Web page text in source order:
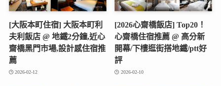
[大阪本町住宿] 大阪本町利
夫利飯店 @ 地鐵2分鐘,近心
齋橋黑門市場,設計感住宿推
薦
2026-02-12
[2026心齋橋飯店] Top20！
心齋橋住宿推薦 @ 高分新
開幕/下樓逛街搭地鐵/ptt好
評
2026-02-10